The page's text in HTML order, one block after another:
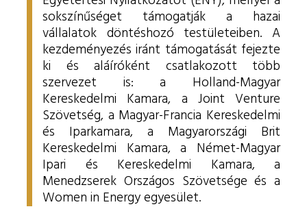
sokszínűséget támogatják a hazai
vállalatok döntéshozó testületeiben. A
kezdeményezés iránt támogatását fejezte
ki és aláíróként csatlakozott több
szervezet is: a Holland-Magyar
Kereskedelmi Kamara, a Joint Venture
Szövetség, a Magyar-Francia Kereskedelmi
és Iparkamara, a Magyarországi Brit
Kereskedelmi Kamara, a Német-Magyar
Ipari és Kereskedelmi Kamara, a
Menedzserek Országos Szövetsége és a
Women in Energy egyesület.